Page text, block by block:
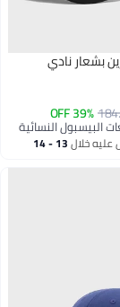
بشعار نادي
39% OFF
عليه خلال 13 - 14